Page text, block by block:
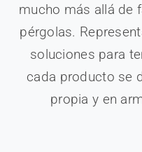
mucho más allá de
pérgolas.
soluciones para
cada producto se
propia y en